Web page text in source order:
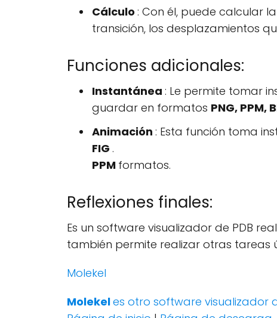
Cálculo : Con él, puede calcular
transición, los desplazamientos
Funciones adicionales:
Instantánea : Le permite tomar
guardar en formatos PNG, PPM,
Animación : Esta función toma
FIG .
PPM formatos.
Reflexiones finales:
Es un software visualizador de PDB
también permite realizar otras tareas
Molekel
Molekeles otro software visualizador